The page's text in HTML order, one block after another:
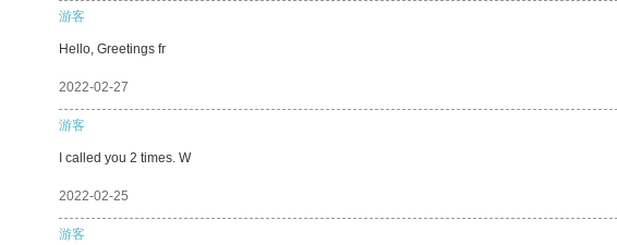
游客
Hello, Greetings fr
2022-02-27
游客
I called you 2 times. W
2022-02-25
游客